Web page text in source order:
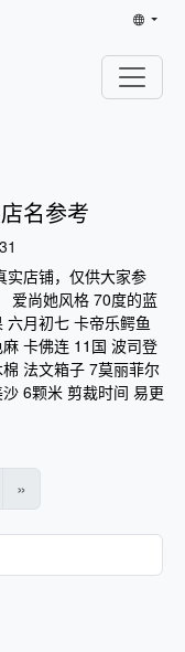
名参考
实店铺，仅供大家参
爱尚她风格 70度的蓝
月初七 卡帝乐鳄鱼
卡佛连 11国 波司登
法文箱子 7莫丽菲尔
6颗米 剪裁时间 易更
»